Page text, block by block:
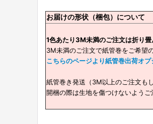
お届けの形状（梱包）について
1色あたり3M未満のご注文は折り
3M未満のご注文で紙管巻をご希望
こちらのページより紙管巻出荷オ
紙管巻き発送（3M以上のご注文も
開梱の際は生地を傷つけないようご